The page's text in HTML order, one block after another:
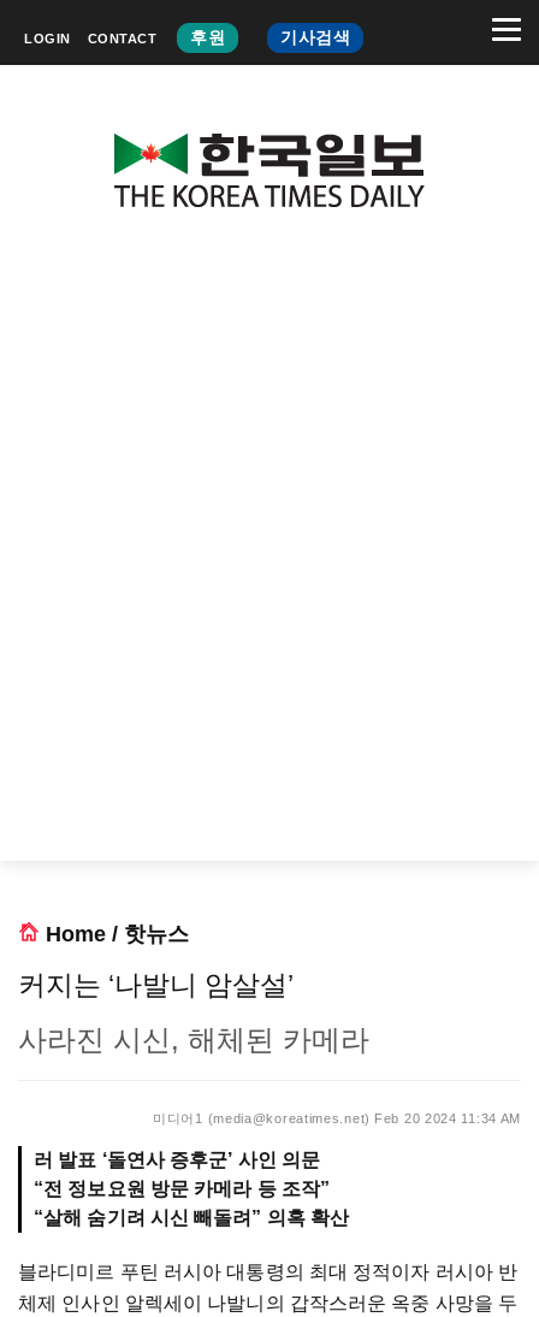
LOGIN CONTACT 후원 기사검색
Home / 핫뉴스
커지는 ‘나발니 암살설’
사라진 시신, 해체된 카메라
미디어1 (media@koreatimes.net) Feb 20 2024 11:34 AM
러 발표 ‘돌연사 증후군’ 사인 의문
“전 정보요원 방문 카메라 등 조작”
“살해 숨기려 시신 빼돌려” 의혹 확산
블라디미르 푸틴 러시아 대통령의 최대 정적이자 러시아 반
체제 인사인 알렉세이 나발니의 갑작스러운 옥중 사망을 두